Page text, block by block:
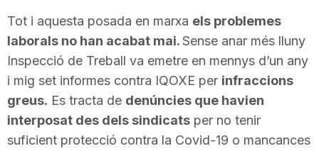
Tot i aquesta posada en marxa els problemes
laborals no han acabat mai.Sense anar més lluny
Inspecció de Treball va emetre en mennys d’un any
i mig set informes contra IQOXE per infraccions
greus. Es tracta de denúncies que havien
interposat des dels sindicats per no tenir
suficient protecció contra la Covid-19 o mancances